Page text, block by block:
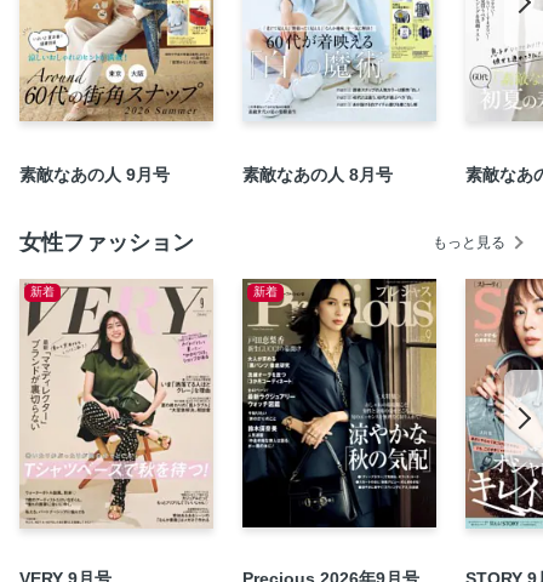
60代からの「清潔感」と「華やぎ」を叶えるアクセサリー使
い
地曳いく子さんの命短し着飾れBBA
ヘア＆メイクアップアーティスト 山本浩未さんの「これだ
素敵なあの人ベストコスメ 2026上半期
NEWYORKER 爽やかな夏の装い
夏のお出かけはスヌーピーと一緒に
【不定期連載】好奇心の扉 スタジオ・ジブリの名作が舞台
に甦える！ スーパー歌舞伎『もののけ姫』に挑む市川團子
さんの「一所懸命」
“夏こそ入浴”がもっとも簡単な健康習慣
食べて元気になる！ 李家の日々ごはん
読者プレゼント
カルチャー連載（音楽・本・映画・舞台）
植草桂子の気分だけでも大人修行
石川三千花の素敵とそれなりの間には
素敵なあの人 9月号 素敵なあの人 8月号 素敵なあ
女性ファッション もっと見る
新着
VERY 9月号
新着
Precious 2026年9月号 STORY 9